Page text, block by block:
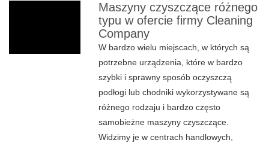
Maszyny czyszczące różnego
typu w ofercie firmy Cleaning
Company
W bardzo wielu miejscach, w których są
potrzebne urządzenia, które w bardzo
szybki i sprawny sposób oczyszczą
podłogi lub chodniki wykorzystywane są
różnego rodzaju i bardzo często
samobieżne maszyny czyszczące.
Widzimy je w centrach handlowych,